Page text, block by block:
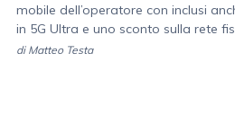
mobile dell’operatore con inclusi
in 5G Ultra e uno sconto sulla rete
di Matteo Testa